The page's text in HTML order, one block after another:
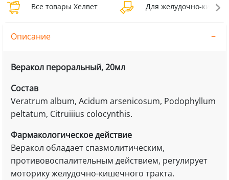
Все товары Хелвет Для желудочно-
Описание
Веракол пероральный, 20мл
Состав
Veratrum album, Acidum arsenicosum, Podophyllum
peltatum, Citruiiius colocynthis.
Фармакологическое действие
Веракол обладает спазмолитическим,
противовоспалительным действием, регулирует
моторику желудочно-кишечного тракта.